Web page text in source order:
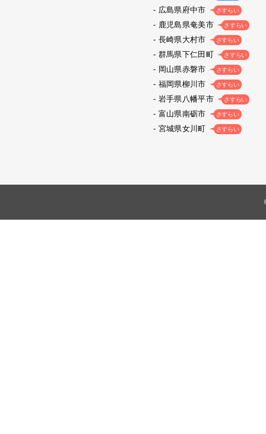
広島県府中市 さすらい
鹿児島県奄美市 さすらい
長崎県大村市 さすらい
群馬県下仁田町 さすらい
岡山県赤磐市 さすらい
福岡県柳川市 さすらい
岩手県八幡平市 さすらい
富山県南砺市 さすらい
宮城県女川町 さすらい